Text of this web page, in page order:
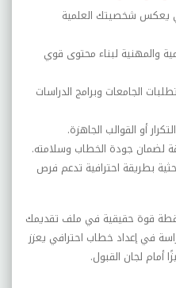
يعكس شخصيتك العلمية
والمهنية لبناء محتوى قوي
الجامعات وبرامج الدراسات
أو القوالب الجاهزة.
لضمان جودة الخطاب وسلامته.
بطريقة احترافية تدعم فرص
قوة حقيقية في ملف تقديمك
في إعداد خطاب احترافي يعزز
أمام لجان القبول.